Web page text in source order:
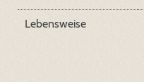
Lebensweise